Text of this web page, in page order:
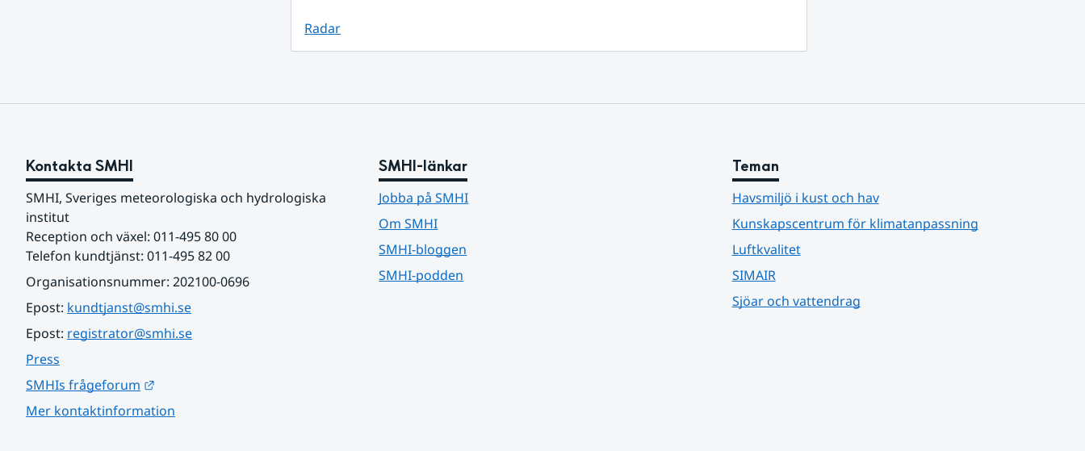
Radar
Kontakta SMHI
SMHI, Sveriges meteorologiska och hydrologiska
institut
Reception och växel: 011-495 80 00
Telefon kundtjänst: 011-495 82 00
Organisationsnummer: 202100-0696
Epost: kundtjanst@smhi.se
Epost: registrator@smhi.se
Press
SMHIs frågeforum
Mer kontaktinformation
SMHI-länkar
Jobba på SMHI
Om SMHI
SMHI-bloggen
SMHI-podden
Teman
Havsmiljö i kust och hav
Kunskapscentrum för klimatanpassning
Luftkvalitet
SIMAIR
Sjöar och vattendrag